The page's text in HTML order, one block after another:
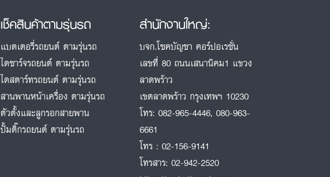
เช็คสินค้าตามรุ่นรถ
แบตเตอรี่รถยนต์ ตามรุ่นรถ
ไดชาร์จรถยนต์ ตามรุ่นรถ
ไดสตาร์ทรถยนต์ ตามรุ่นรถ
สานพานหน้าเครื่อง ตามรุ่นรถ
ตัวตั้งและลูกรอกสายพาน
ปั้มติ๊กรถยนต์ ตามรุ่นรถ
สำนักงานใหญ่:
บจก.โชคบัญชา คอร์ปอเรชั่น
เลขที่ 80 ถนนเสนานิคม1 แขวง
ลาดพร้าว
เขตลาดพร้าว กรุงเทพฯ 10230
โทร: 082-965-4446, 080-963-
6661
โทร : 02-156-9141
โทรสาร: 02-942-2520